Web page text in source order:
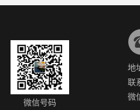
便携式光谱仪分析仪 操作方便
微信号码
地
联
微